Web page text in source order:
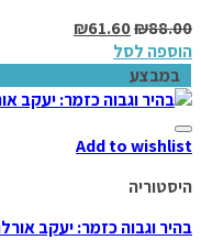
₪88.00
₪61.60
הוספה לסל
במבצע
Add to wishlist
היסטוריה
בהיר וגבוה כזמר: יעקב